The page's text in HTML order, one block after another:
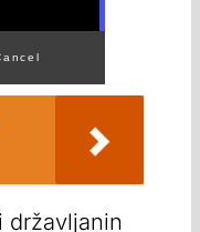
državljanin